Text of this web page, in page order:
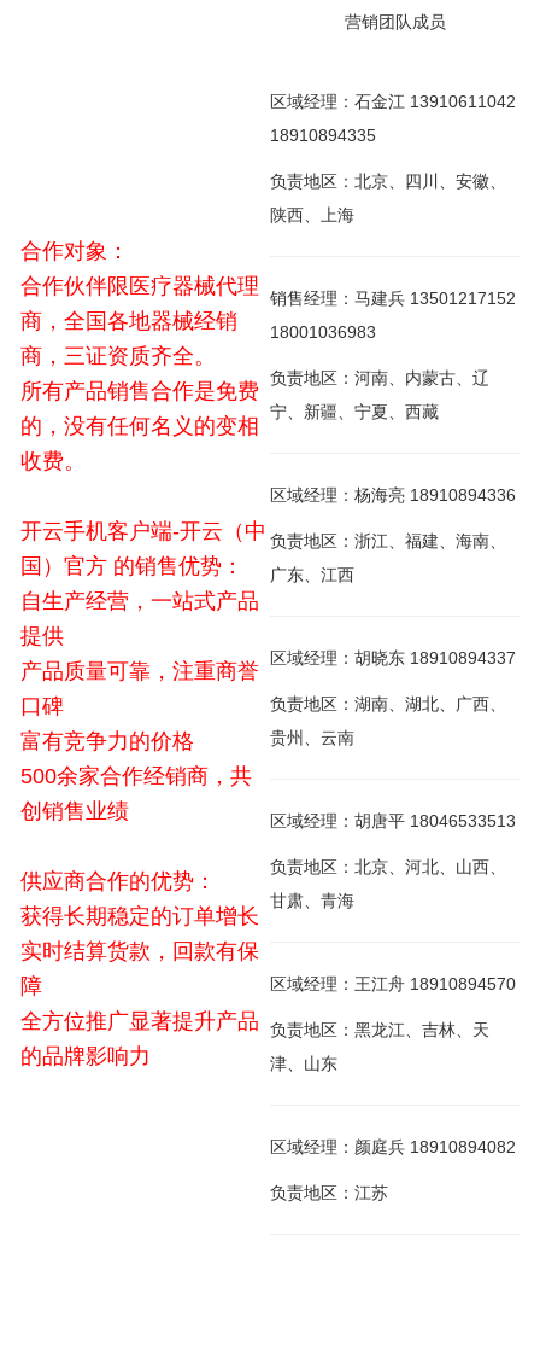
合作对象：
合作伙伴限医疗器械代理
商，全国各地器械经销
商，三证资质齐全。
所有产品销售合作是免费
的，没有任何名义的变相
收费。
开云手机客户端-开云（中
国）官方 的销售优势：
自生产经营，一站式产品
提供
产品质量可靠，注重商誉
口碑
富有竞争力的价格
500余家合作经销商，共
创销售业绩
供应商合作的优势：
获得长期稳定的订单增长
实时结算货款，回款有保
障
全方位推广显著提升产品
的品牌影响力
营销团队成员
区域经理：石金江 13910611042
18910894335
负责地区：北京、四川、安徽、
陕西、上海
销售经理：马建兵 13501217152
18001036983
负责地区：河南、内蒙古、辽
宁、新疆、宁夏、西藏
区域经理：杨海亮 18910894336
负责地区：浙江、福建、海南、
广东、江西
区域经理：胡晓东 18910894337
负责地区：湖南、湖北、广西、
贵州、云南
区域经理：胡唐平 18046533513
负责地区：北京、河北、山西、
甘肃、青海
区域经理：王江舟 18910894570
负责地区：黑龙江、吉林、天
津、山东
区域经理：颜庭兵 18910894082
负责地区：江苏